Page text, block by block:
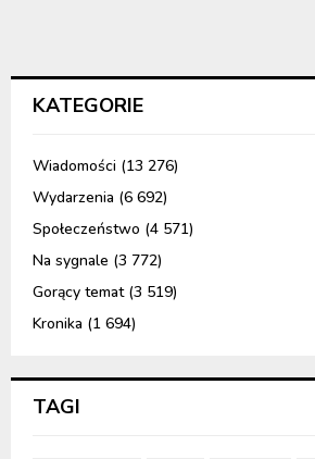
KATEGORIE
Wiadomości (13 276)
Wydarzenia (6 692)
Społeczeństwo (4 571)
Na sygnale (3 772)
Gorący temat(3 519)
Kronika (1 694)
TAGI